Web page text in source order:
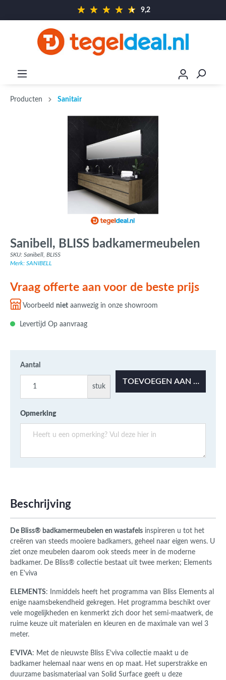
9,2
Producten Sanitair
Sanibell, BLISS badkamermeubelen
SKU: Sanibell, BLISS
Merk: SANIBELL
Vraag offerte aan voor de beste prijs
Voorbeeld niet aanwezig in onze showroom
Levertijd Op aanvraag
Aantal
stuk
TOEVOEGEN AAN
Opmerking
Beschrijving
De Bliss® badkamermeubelen en wastafels inspireren u tot het
creëren van steeds mooiere badkamers, geheel naar eigen wens. U
ziet onze meubelen daarom ook steeds meer in de moderne
badkamer. De Bliss® collectie bestaat uit twee merken; Elements
en E'viva
ELEMENTS: Inmiddels heeft het programma van Bliss Elements al
enige naamsbekendheid gekregen. Het programma beschikt over
vele mogelijkheden en kenmerkt zich door het semi-maatwerk, de
ruime keuze uit materialen en kleuren en de maximale van wel 3
meter.
E'VIVA: Met de nieuwste Bliss E'viva collectie maakt u de
badkamer helemaal naar wens en op maat. Het superstrakke en
duurzame basismateriaal van Solid Surface geeft u deze